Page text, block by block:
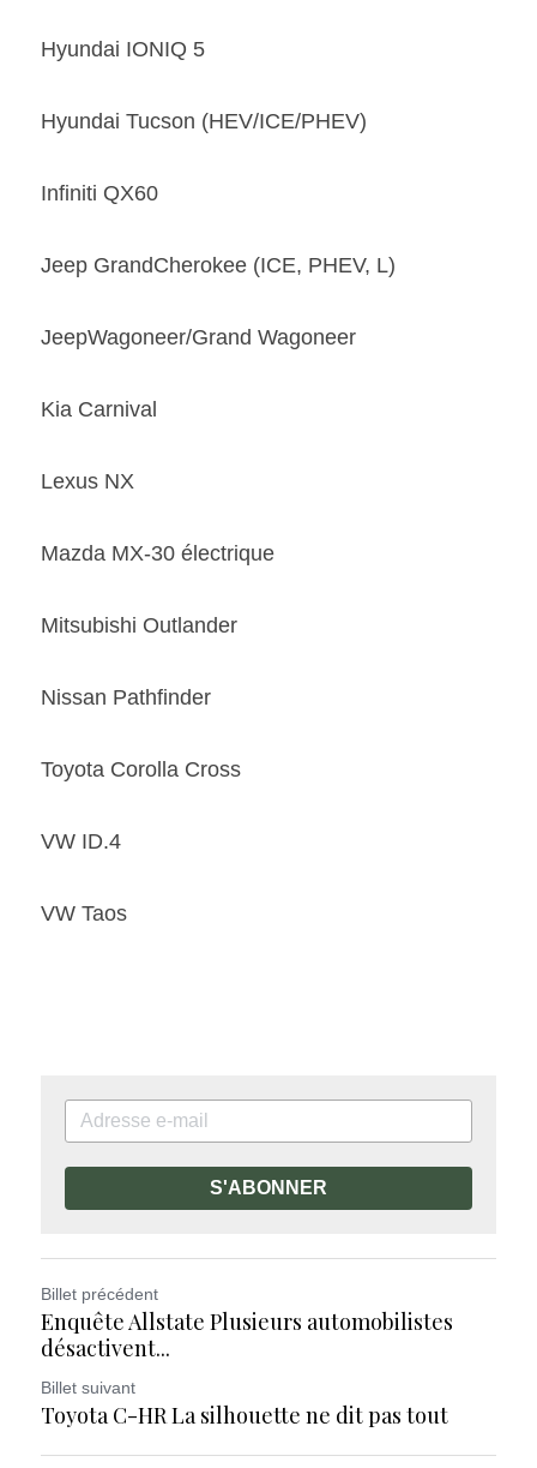
Hyundai IONIQ 5
Hyundai Tucson (HEV/ICE/PHEV)
Infiniti QX60
Jeep GrandCherokee (ICE, PHEV, L)
JeepWagoneer/Grand Wagoneer
Kia Carnival
Lexus NX
Mazda MX-30 électrique
Mitsubishi Outlander
Nissan Pathfinder
Toyota Corolla Cross
VW ID.4
VW Taos
S'ABONNER
Billet précédent
Enquête Allstate Plusieurs automobilistes
désactivent...
Billet suivant
Toyota C-HR La silhouette ne dit pas tout